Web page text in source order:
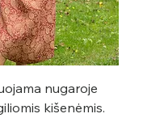
nugaroje
kišenėmis.